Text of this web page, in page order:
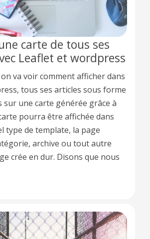
carte de tous ses
Leaflet et wordpress
va voir comment afficher dans
tous ses articles sous forme
sur une carte générée grâce à
pourra être affichée dans
type de template, la page
archive ou tout autre
crée en dur. Disons que nous